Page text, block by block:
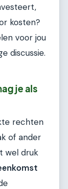
kosten?
voor jou
discussie.
je als
rechten
of ander
wel druk